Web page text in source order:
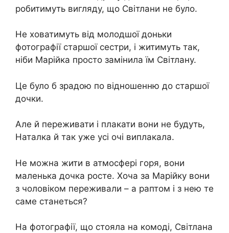
робитимуть вигляду, що Світлани не було.
Не ховатимуть від молодшої доньки
фотографії старшої сестри, і житимуть так,
ніби Марійка просто замінила їм Світлану.
Це було б зрадою по відношенню до старшої
дочки.
Але й переживати і плакати вони не будуть,
Наталка й так уже усі очі виплакала.
Не можна жити в атмосфері горя, вони
маленька дочка росте. Хоча за Марійку вони
з чоловіком переживали – а раптом і з нею те
саме станеться?
На фотографії, що стояла на комоді, Світлана